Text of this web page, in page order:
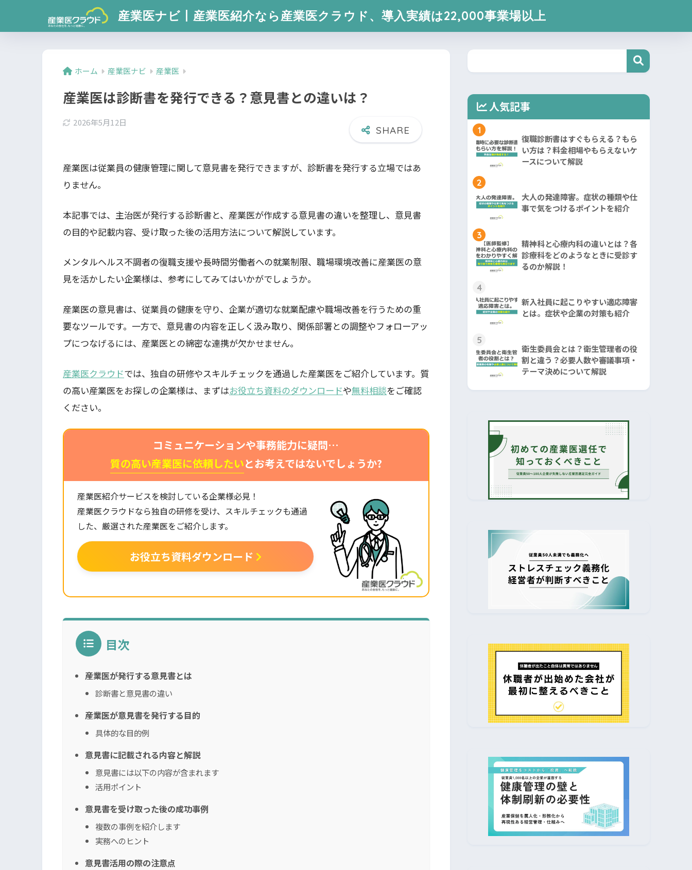
産業医ナビ丨産業医紹介なら産業医クラウド、導入実績は22,000事業場以上
ホーム 産業医ナビ 産業医
産業医は診断書を発行できる？意見書との違いは？
2026年5月12日
産業医は従業員の健康管理に関して意見書を発行できますが、診断書を発行する立場ではあ
りません。
本記事では、主治医が発行する診断書と、産業医が作成する意見書の違いを整理し、意見書
の目的や記載内容、受け取った後の活用方法について解説しています。
メンタルヘルス不調者の復職支援や長時間労働者への就業制限、職場環境改善に産業医の意
見を活かしたい企業様は、参考にしてみてはいかがでしょうか。
産業医の意見書は、従業員の健康を守り、企業が適切な就業配慮や職場改善を行うための重
要なツールです。一方で、意見書の内容を正しく汲み取り、関係部署との調整やフォローアッ
プにつなげるには、産業医との綿密な連携が欠かせません。
産業医クラウドでは、独自の研修やスキルチェックを通過した産業医をご紹介しています。質
の高い産業医をお探しの企業様は、まずはお役立ち資料のダウンロードや無料相談をご確認
ください。
コミュニケーションや事務能力に疑問…
質の高い産業医に依頼したいとお考えではないでしょうか?
産業医紹介サービスを検討している企業様必見！
産業医クラウドなら独自の研修を受け、スキルチェックも通過
した、厳選された産業医をご紹介します。
お役立ち資料ダウンロード
目次
産業医が発行する意見書とは
診断書と意見書の違い
産業医が意見書を発行する目的
具体的な目的例
意見書に記載される内容と解説
意見書には以下の内容が含まれます
活用ポイント
意見書を受け取った後の成功事例
複数の事例を紹介します
実務へのヒント
意見書活用の際の注意点
人気記事
1
復職診断書はすぐもらえる？もら
い方は？料金相場やもらえないケ
ースについて解説
2
大人の発達障害。症状の種類や仕
事で気をつけるポイントを紹介
3
精神科と心療内科の違いとは？各
診療科をどのようなときに受診す
るのか解説！
4
新入社員に起こりやすい適応障害
とは。症状や企業の対策も紹介
5
衛生委員会とは？衛生管理者の役
割と違う？必要人数や審議事項・
テーマ決めについて解説